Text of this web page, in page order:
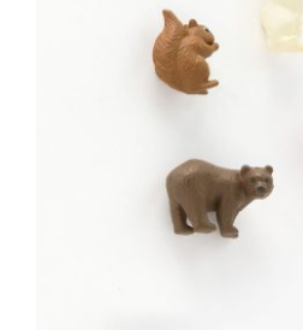
ADD TO CART